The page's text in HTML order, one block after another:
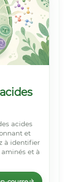
acides
et
à identifier
et à